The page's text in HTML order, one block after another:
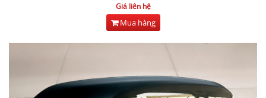
Giá liên hệ
Mua hàng